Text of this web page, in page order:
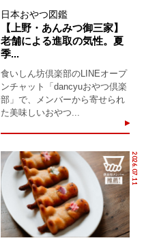
日本おやつ図鑑
【上野・あんみつ御三家】
老舗による進取の気性。夏
季...
食いしん坊倶楽部のLINEオープ
ンチャット「dancyuおやつ倶楽
部」で、メンバーから寄せられ
た美味しいおやつ...
2026.07.11